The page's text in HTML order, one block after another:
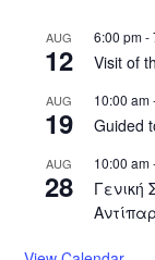
AUG
12
6:00 pm-
Visit of
AUG
19
10:00 am
Guided
AUG
28
10:00 am
Γενική